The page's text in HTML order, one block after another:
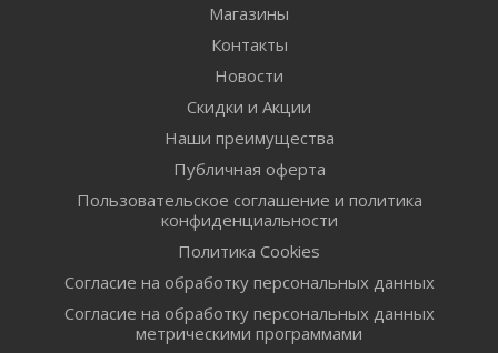
Магазины
Контакты
Новости
Скидки и Акции
Наши преимущества
Публичная оферта
Пользовательское соглашение и политика
конфиденциальности
Политика Cookies
Согласие на обработку персональных данных
Согласие на обработку персональных данных
метрическими программами